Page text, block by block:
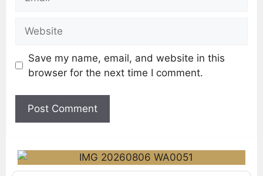
Save my name, email, and website in this
browser for the next time I comment.